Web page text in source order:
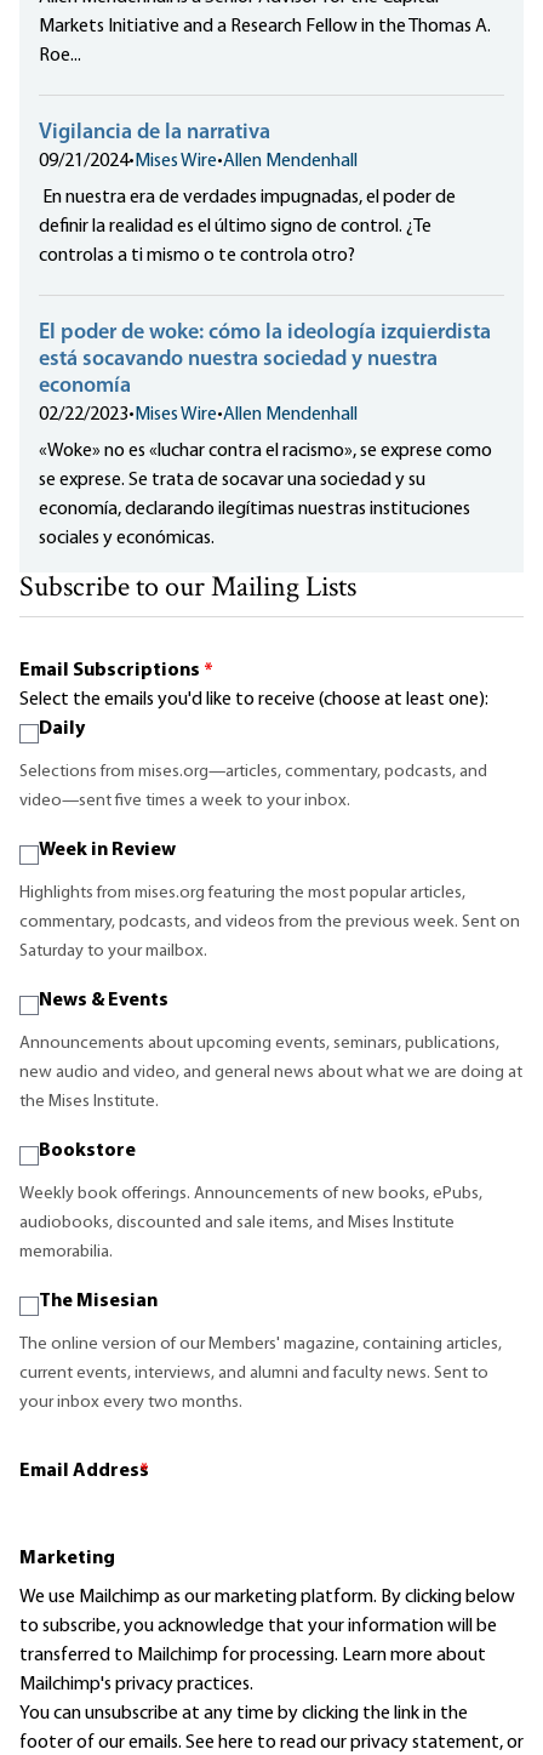
Markets Initiative and a Research Fellow in the Thomas A.
Roe...
Vigilancia de la narrativa
09/21/2024• Mises Wire•Allen Mendenhall
En nuestra era de verdades impugnadas, el poder de
definir la realidad es el último signo de control. ¿Te
controlas a ti mismo o te controla otro?
El poder de woke: cómo la ideología izquierdista
está socavando nuestra sociedad y nuestra
economía
02/22/2023• Mises Wire•Allen Mendenhall
«Woke» no es «luchar contra el racismo», se exprese como
se exprese. Se trata de socavar una sociedad y su
economía, declarando ilegítimas nuestras instituciones
sociales y económicas.
Subscribe to our Mailing Lists
Email Subscriptions *
Select the emails you'd like to receive (choose at least one):
Daily
Selections from mises.org—articles, commentary, podcasts, and
video—sent five times a week to your inbox.
Week in Review
Highlights from mises.org featuring the most popular articles,
commentary, podcasts, and videos from the previous week. Sent on
Saturday to your mailbox.
News & Events
Announcements about upcoming events, seminars, publications,
new audio and video, and general news about what we are doing at
the Mises Institute.
Bookstore
Weekly book offerings. Announcements of new books, ePubs,
audiobooks, discounted and sale items, and Mises Institute
memorabilia.
The Misesian
The online version of our Members' magazine, containing articles,
current events, interviews, and alumni and faculty news. Sent to
your inbox every two months.
Email Address
*
Marketing
We use Mailchimp as our marketing platform. By clicking below
to subscribe, you acknowledge that your information will be
transferred to Mailchimp for processing. Learn moreabout
Mailchimp's privacy practices.
You can unsubscribe at any time by clicking the link in the
footer of our emails. See here to read ourprivacy statement, or